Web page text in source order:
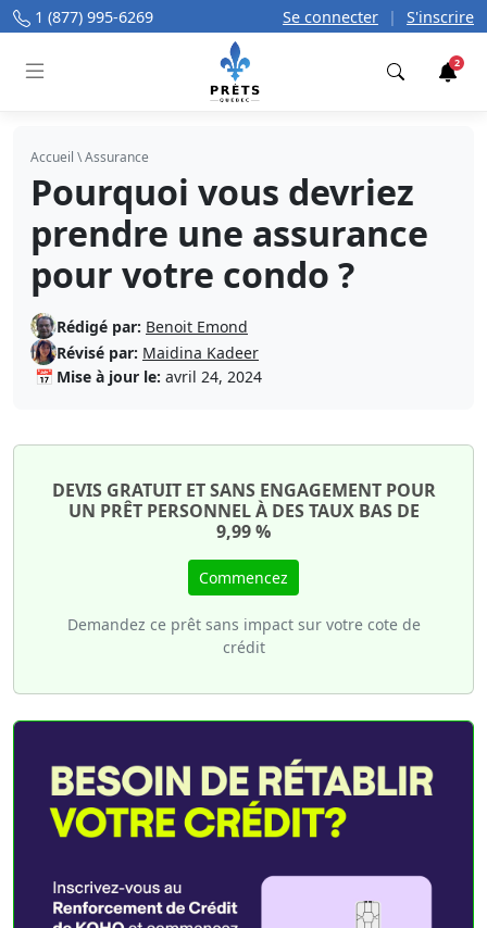
1 (877) 995-6269 Se connecter | S'inscrire
2
Accueil \Assurance
Pourquoi vous devriez
prendre une assurance
pour votre condo ?
Rédigé par: Benoit Emond
Révisé par: Maidina Kadeer
📅 Mise à jour le: avril 24, 2024
DEVIS GRATUIT ET SANS ENGAGEMENT POUR
UN PRÊT PERSONNEL À DES TAUX BAS DE
9,99 %
Commencez
Demandez ce prêt sans impact sur votre cote de
crédit